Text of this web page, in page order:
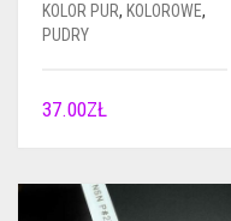
KOLOR PUR, KOLOROWE,
PUDRY
37.00ZŁ